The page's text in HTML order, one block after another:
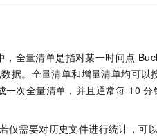
全量清单是指对某一时间点
据。全量清单和增量清单均可
次全量清单，并且通常每 10
仅需要对历史文件进行统计，可
大模型服务平台百炼-应用模版
丰富多元化的应用模版和解决方案
大模型服务平台百炼-智能体
OA 办公系统
财税管理
广告营销